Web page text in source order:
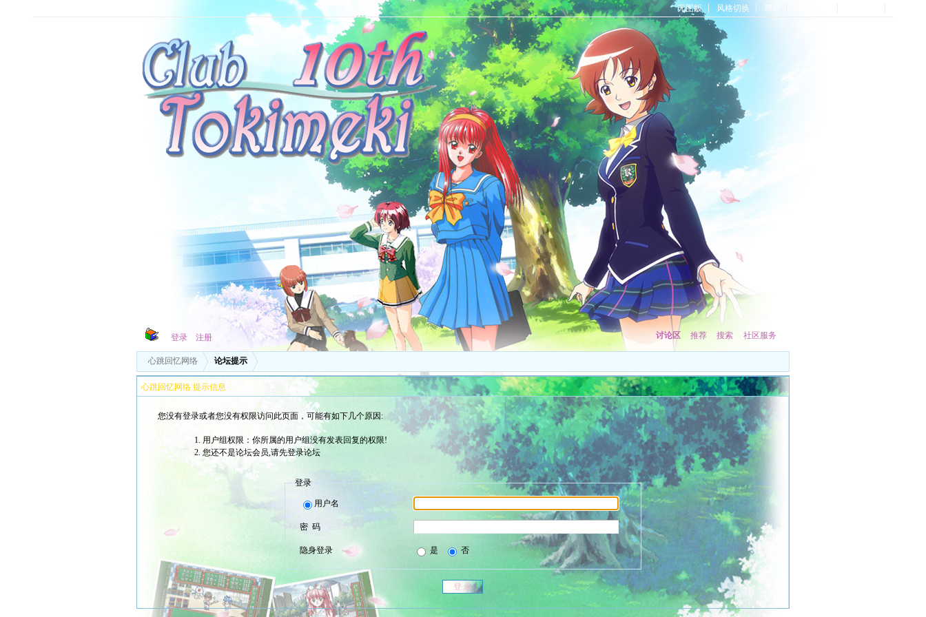
无图版 风格切换 帮助
登录 注册 讨论区 推荐 搜索 社区服务
心跳回忆网络 论坛提示
心跳回忆网络 提示信息
您没有登录或者您没有权限访问此页面，可能有如下几个原因:
用户组权限：你所属的用户组没有发表回复的权限!
您还不是论坛会员,请先登录论坛
登录
用户名
密 码
隐身登录 是 否